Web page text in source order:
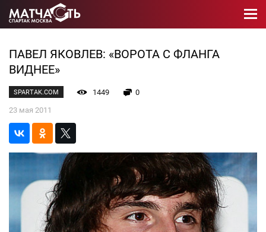
ПАВЕЛ ЯКОВЛЕВ: «ВОРОТА С ФЛАНГА
ВИДНЕЕ»
SPARTAK.COM 1449
0
23 мая 2011